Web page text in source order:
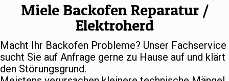
Miele Backofen Reparatur /
Elektroherd
Macht Ihr Backofen Probleme? Unser Fachservice
sucht Sie auf Anfrage gerne zu Hause auf und klärt
den Störungsgrund.